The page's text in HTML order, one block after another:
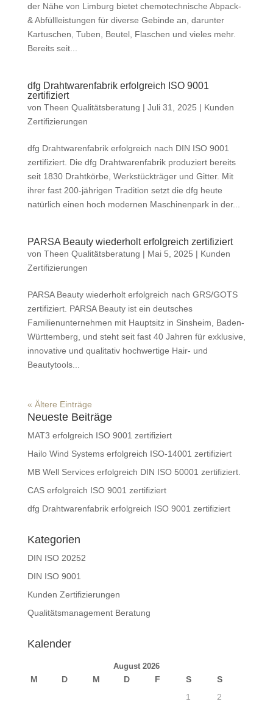
der Nähe von Limburg bietet chemotechnische Abpack-
& Abfüllleistungen für diverse Gebinde an, darunter
Kartuschen, Tuben, Beutel, Flaschen und vieles mehr.
Bereits seit...
dfg Drahtwarenfabrik erfolgreich ISO 9001
zertifiziert
von Theen Qualitätsberatung | Juli 31, 2025 | Kunden
Zertifizierungen
dfg Drahtwarenfabrik erfolgreich nach DIN ISO 9001
zertifiziert. Die dfg Drahtwarenfabrik produziert bereits
seit 1830 Drahtkörbe, Werkstückträger und Gitter. Mit
ihrer fast 200-jährigen Tradition setzt die dfg heute
natürlich einen hoch modernen Maschinenpark in der...
PARSA Beauty wiederholt erfolgreich zertifiziert
von Theen Qualitätsberatung | Mai 5, 2025 | Kunden
Zertifizierungen
PARSA Beauty wiederholt erfolgreich nach GRS/GOTS
zertifiziert. PARSA Beauty ist ein deutsches
Familienunternehmen mit Hauptsitz in Sinsheim, Baden-
Württemberg, und steht seit fast 40 Jahren für exklusive,
innovative und qualitativ hochwertige Hair- und
Beautytools...
« Ältere Einträge
Neueste Beiträge
MAT3 erfolgreich ISO 9001 zertifiziert
Hailo Wind Systems erfolgreich ISO-14001 zertifiziert
MB Well Services erfolgreich DIN ISO 50001 zertifiziert.
CAS erfolgreich ISO 9001 zertifiziert
dfg Drahtwarenfabrik erfolgreich ISO 9001 zertifiziert
Kategorien
DIN ISO 20252
DIN ISO 9001
Kunden Zertifizierungen
Qualitätsmanagement Beratung
Kalender
August 2026
M D M D F S
S
1
2